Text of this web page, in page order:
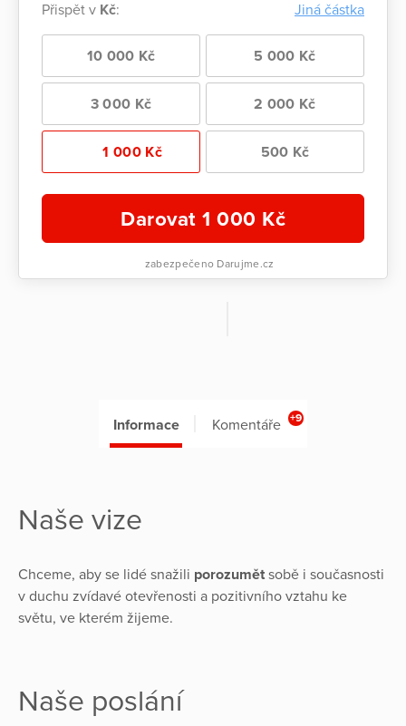
Přispět v Kč: Jiná částka
10 000 Kč 5 000 Kč
3 000 Kč 2 000 Kč
1 000 Kč 500 Kč
Darovat 1 000 Kč
zabezpečeno Darujme.cz
Informace Komentáře +9
Naše vize
Chceme, aby se lidé snažili porozumět sobě i současnosti
v duchu zvídavé otevřenosti a pozitivního vztahu ke
světu, ve kterém žijeme.
Naše poslání